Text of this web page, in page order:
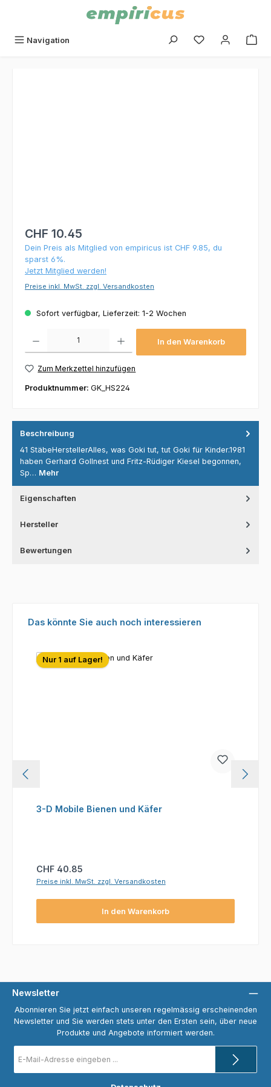
Navigation Du hast 0
CHF 10.45
Dein Preis als Mitglied von empiricus ist CHF 9.85, du
sparst 6%.
Jetzt Mitglied werden!
Preise inkl. MwSt. zzgl. Versandkosten
Sofort verfügbar, Lieferzeit: 1-2 Wochen
In den Warenkorb
Zum Merkzettel hinzufügen
Produktnummer: GK_HS224
Beschreibung
41 StäbeHerstellerAlles, was Goki tut, tut Goki für Kinder.1981
haben Gerhard Gollnest und Fritz-Rüdiger Kiesel begonnen,
Sp… Mehr
Eigenschaften
Hersteller
Bewertungen
Produktgalerie überspringen
Das könnte Sie auch noch interessieren
Nur 1 auf Lager!
3-D Mobile Bienen und Käfer
Regulärer Preis:
CHF 40.85
Preise inkl. MwSt. zzgl. Versandkosten
In den Warenkorb
Newsletter
Abonnieren Sie jetzt einfach unseren regelmässig erscheinenden
Newsletter und Sie werden stets unter den Ersten sein, über neue
Produkte und Angebote informiert werden.
Mail-